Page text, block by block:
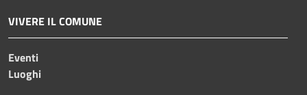
VIVERE IL COMUNE
Eventi
Luoghi